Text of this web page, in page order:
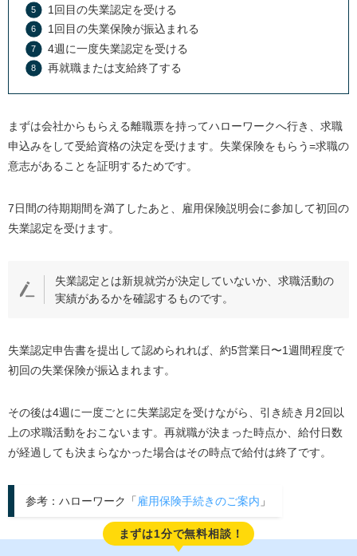
1回目の失業認定を受ける
1回目の失業保険が振込まれる
4週に一度失業認定を受ける
再就職または支給終了する
まずは会社からもらえる離職票を持ってハローワークへ行き、求職
申込みをして受給資格の決定を受けます。失業保険をもらう=求職の
意志があることを証明するためです。
7日間の待期期間を満了したあと、雇用保険説明会に参加して初回の
失業認定を受けます。
失業認定とは新規就労が決定していないか、求職活動の
実績があるかを確認するものです。
失業認定申告書を提出して認められれば、約5営業日〜1週間程度で
初回の失業保険が振込まれます。
その後は4週に一度ごとに失業認定を受けながら、引き続き月2回以
上の求職活動をおこないます。再就職が決まった時点か、給付日数
が経過しても決まらなかった場合はその時点で給付は終了です。
参考：ハローワーク「 雇用保険手続きのご案内 」
まずは1分で無料相談！